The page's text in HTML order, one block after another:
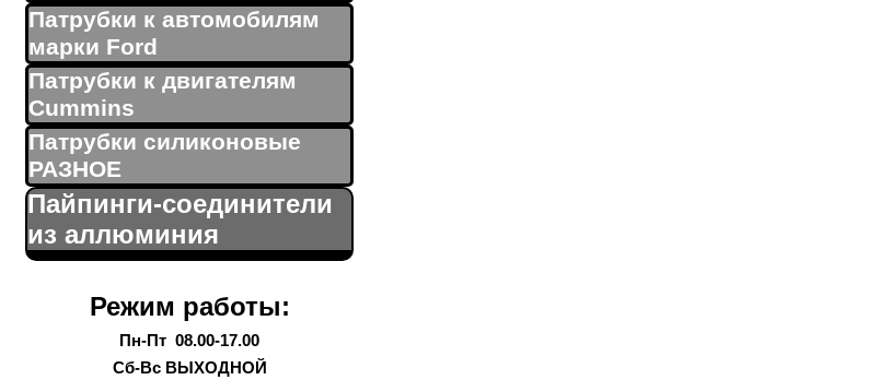
Патрубки к автомобилям
марки Ford
Патрубки к двигателям
Cummins
Патрубки силиконовые
РАЗНОЕ
Пайпинги-соединители
из аллюминия
Режим работы:
Пн-Пт 08.00-17.00
Сб-Вс ВЫХОДНОЙ